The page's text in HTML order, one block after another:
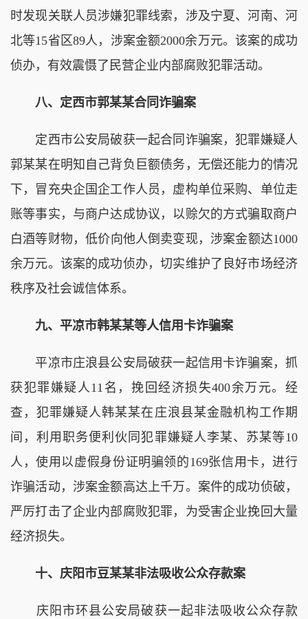
时发现关联人员涉嫌犯罪线索，涉及宁夏、河南、河
北等15省区89人，涉案金额2000余万元。该案的成功
侦办，有效震慑了民营企业内部腐败犯罪活动。
八、定西市郭某某合同诈骗案
定西市公安局破获一起合同诈骗案，犯罪嫌疑人
郭某某在明知自己背负巨额债务，无偿还能力的情况
下，冒充央企国企工作人员，虚构单位采购、单位走
账等事实，与商户达成协议，以赊欠的方式骗取商户
白酒等财物，低价向他人倒卖变现，涉案金额达1000
余万元。该案的成功侦办，切实维护了良好市场经济
秩序及社会诚信体系。
九、平凉市韩某某等人信用卡诈骗案
平凉市庄浪县公安局破获一起信用卡诈骗案，抓
获犯罪嫌疑人11名，挽回经济损失400余万元。经
查，犯罪嫌疑人韩某某在庄浪县某金融机构工作期
间，利用职务便利伙同犯罪嫌疑人李某、苏某等10
人，使用以虚假身份证明骗领的169张信用卡，进行
诈骗活动，涉案金额高达上千万。案件的成功侦破，
严厉打击了企业内部腐败犯罪，为受害企业挽回大量
经济损失。
十、庆阳市豆某某非法吸收公众存款案
庆阳市环县公安局破获一起非法吸收公众存款